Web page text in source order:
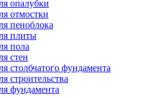
опалубки
отмостки
пеноблока
плиты
пола
стен
столбчатого фундамента
строительства
фундамента